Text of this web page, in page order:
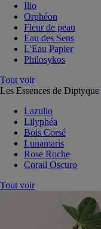
Ilio
Orphéon
Fleur de peau
Eau des Sens
L'Eau Papier
Philosykos
Tout voir
Les Essences de Diptyque
Lazulio
Lilyphéa
Bois Corsé
Lunamaris
Rose Roche
Corail Oscuro
Tout voir